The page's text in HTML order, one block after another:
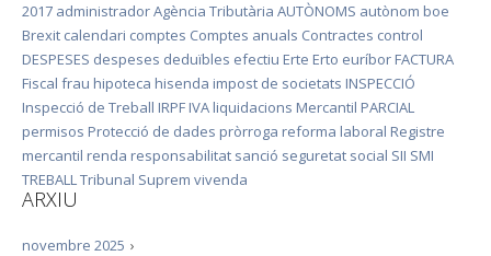
2017 administradorAgència Tributària AUTÒNOMS autònom boe
Brexit calendari comptes Comptes anuals Contractes control
DESPESES despeses deduïbles efectiu Erte Erto euríbor FACTURA
Fiscal frau hipoteca hisenda impost de societats INSPECCIÓ
Inspecció de Treball IRPF IVA liquidacions Mercantil PARCIAL
permisos Protecció de dades pròrroga reforma laboral Registre
mercantil renda responsabilitat sanció seguretat social SII SMI
TREBALLTribunal Suprem vivenda
ARXIU
›
novembre 2025